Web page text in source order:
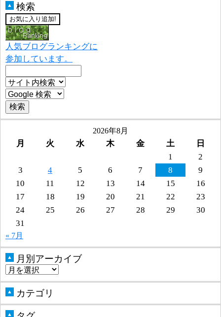
▲ 検索
人気ブログランキングに
参加しています。
2026年8月
月 火 水 木 金 土
日
1
2
3
4 5 6 7 8
9
10
11 12 13 14 15
16
17
18 19 20 21 22
23
24
25 26 27 28 29
30
31
« 7月
▲ 月別アーカイブ
▲ カテゴリ
▲